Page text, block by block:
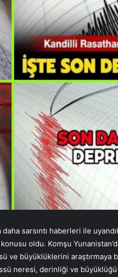
sarsıntı haberleri ile
oldu. Komşu
ve büyüklüklerini araştırmaya
neresi, derinliği ve